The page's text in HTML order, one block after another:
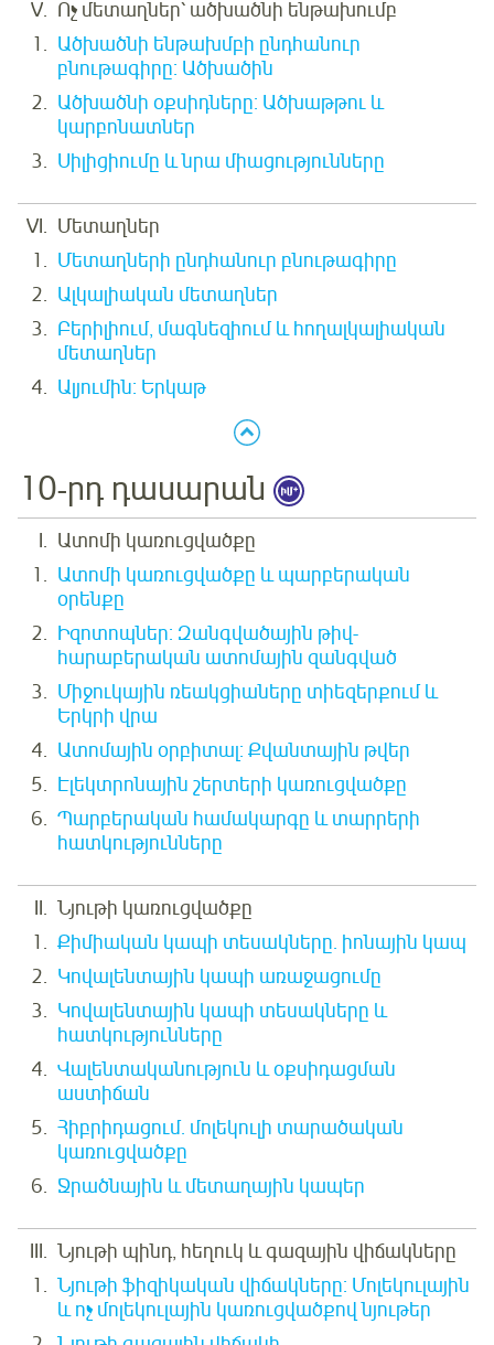
Ոչ մետաղներ՝ ածխածնի ենթախումբ
Ածխածնի ենթախմբի ընդհանուր
բնութագիրը: Ածխածին
Ածխածնի օքսիդները: Ածխաթթու և
կարբոնատներ
Սիլիցիումը և նրա միացությունները
Մետաղներ
Մետաղների ընդհանուր բնութագիրը
Ալկալիական մետաղներ
Բերիլիում, մագնեզիում և հողալկալիական
մետաղներ
Ալյումին: Երկաթ
10-րդ դասարան
Ատոմի կառուցվածքը
Ատոմի կառուցվածքը և պարբերական
օրենքը
Իզոտոպներ: Զանգվածային թիվ-
հարաբերական ատոմային զանգված
Միջուկային ռեակցիաները տիեզերքում և
Երկրի վրա
Ատոմային օրբիտալ: Քվանտային թվեր
Էլեկտրոնային շերտերի կառուցվածքը
Պարբերական համակարգը և տարրերի
հատկությունները
Նյութի կառուցվածքը
Քիմիական կապի տեսակները. իոնային կապ
Կովալենտային կապի առաջացումը
Կովալենտային կապի տեսակները և
հատկությունները
Վալենտականություն և օքսիդացման
աստիճան
Հիբրիդացում. մոլեկուլի տարածական
կառուցվածքը
Ջրածնային և մետաղային կապեր
Նյութի պինդ, հեղուկ և գազային վիճակները
Նյութի ֆիզիկական վիճակները: Մոլեկուլային
և ոչ մոլեկուլային կառուցվածքով նյութեր